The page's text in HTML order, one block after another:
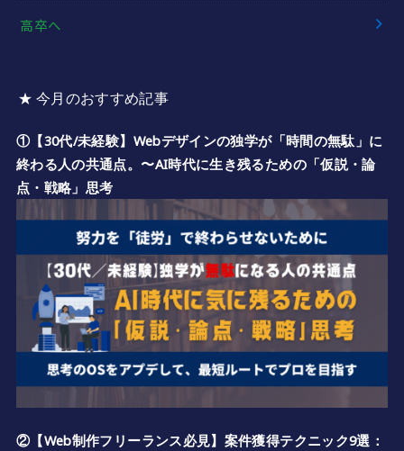
高卒へ
★ 今月のおすすめ記事
①【30代/未経験】Webデザインの独学が「時間の無駄」に
終わる人の共通点。〜AI時代に生き残るための「仮説・論
点・戦略」思考
②【Web制作フリーランス必見】案件獲得テクニック9選：